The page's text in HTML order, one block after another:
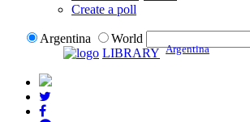
Create a poll
Argentina
World
LIBRARY Argentina